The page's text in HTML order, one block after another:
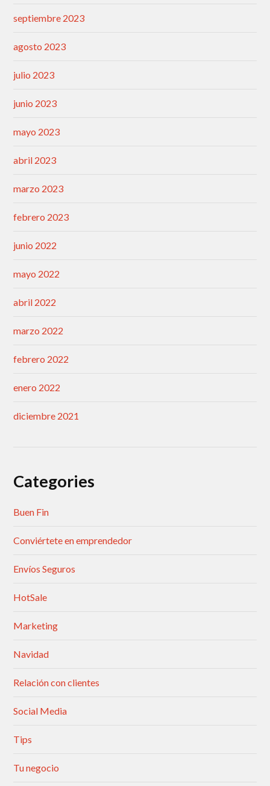
septiembre 2023
agosto 2023
julio 2023
junio 2023
mayo 2023
abril 2023
marzo 2023
febrero 2023
junio 2022
mayo 2022
abril 2022
marzo 2022
febrero 2022
enero 2022
diciembre 2021
Categories
Buen Fin
Conviértete en emprendedor
Envíos Seguros
HotSale
Marketing
Navidad
Relación con clientes
Social Media
Tips
Tu negocio